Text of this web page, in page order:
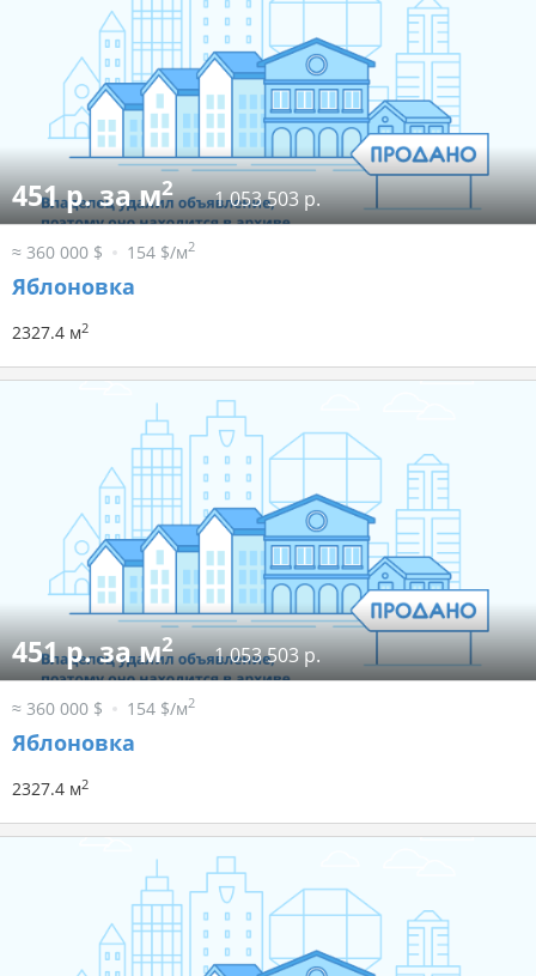
451 р. за м2 1 053 503 р.
≈ 360 000 $ 154 $/м2
Яблоновка
2327.4 м2
451 р. за м2 1 053 503 р.
≈ 360 000 $ 154 $/м2
Яблоновка
2327.4 м2